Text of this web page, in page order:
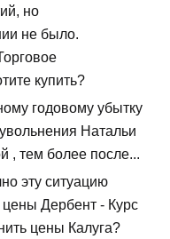
но
не было.
купить?
годовому убытку
Натальи
, тем более после...
эту ситуацию
цены Дербент - Курс
цены Калуга?